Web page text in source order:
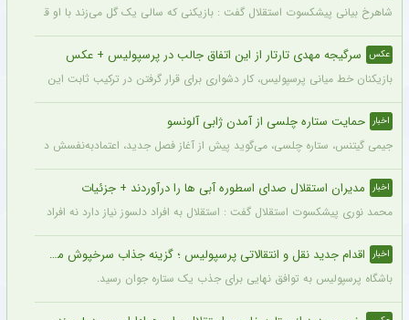
شاهرخ بیانی پیشکسوت استقلال گفت : بازیکنی که سالی یک گل می‌زند با او قرارداد ۲۰۰ میلیاردی می‌بندند و این بازیکن «ناز» هم می‌کند که اگر فلان قدر ندهید قهر می‌کنم.
عکس سرگیجه مهدی تارتار از این اتفاق جالب در پرسپولیس + عکس
بازیکنان خط میانی پرسپولیس، کار دشواری برای قرار گرفتن در ترکیب ثابت این تیم
اخبار حمایت ستاره چلسی از آمدن ژابی آلونسو
جیمی گیتنس، ستاره چلسی، می‌گوید پیش از آغاز فصل جدید، اعتمادبه‌نفسش دوباره
اخبار مدیران استقلال صدای اسطوره آبی ها را درآوردند + جزئیات
محمد نوری پیشکسوت استقلال گفت : استقلال به افراد دلسوز نیاز دارد نه افراد سود
اخبار اقدام جدید نقل و انتقالاتی پرسپولیس ؛ گزینه جذاب سرخپوش می شود؟
باشگاه پرسپولیس به توافق نهایی برای جذب یک ستاره جوان رسید.